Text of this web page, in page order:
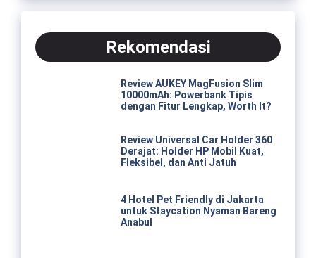
Rekomendasi
Review AUKEY MagFusion Slim
10000mAh: Powerbank Tipis
dengan Fitur Lengkap, Worth It?
Review Universal Car Holder 360
Derajat: Holder HP Mobil Kuat,
Fleksibel, dan Anti Jatuh
4 Hotel Pet Friendly di Jakarta
untuk Staycation Nyaman Bareng
Anabul